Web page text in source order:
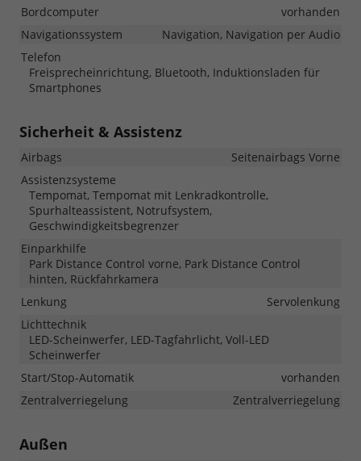
Bordcomputer
vorhanden
Navigationssystem
Navigation, Navigation per Audio
Telefon
Freisprecheinrichtung, Bluetooth, Induktionsladen für
Smartphones
Sicherheit & Assistenz
Airbags
Seitenairbags Vorne
Assistenzsysteme
Tempomat, Tempomat mit Lenkradkontrolle,
Spurhalteassistent, Notrufsystem,
Geschwindigkeitsbegrenzer
Einparkhilfe
Park Distance Control vorne, Park Distance Control
hinten, Rückfahrkamera
Lenkung
Servolenkung
Lichttechnik
LED-Scheinwerfer, LED-Tagfahrlicht, Voll-LED
Scheinwerfer
Start/Stop-Automatik
vorhanden
Zentralverriegelung
Zentralverriegelung
Außen